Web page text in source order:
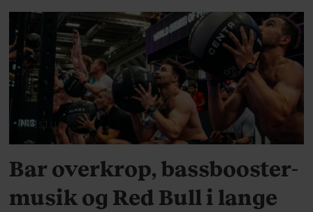
LIVSSTIL
Bar overkrop, bassbooster-
musik og Red Bull i lange